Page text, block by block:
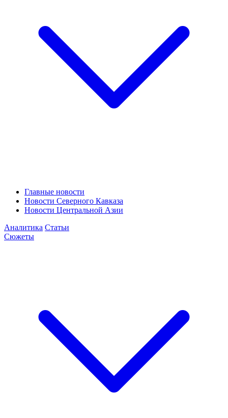
Главные новости
Новости Северного Кавказа
Новости Центральной Азии
Аналитика Статьи
Сюжеты